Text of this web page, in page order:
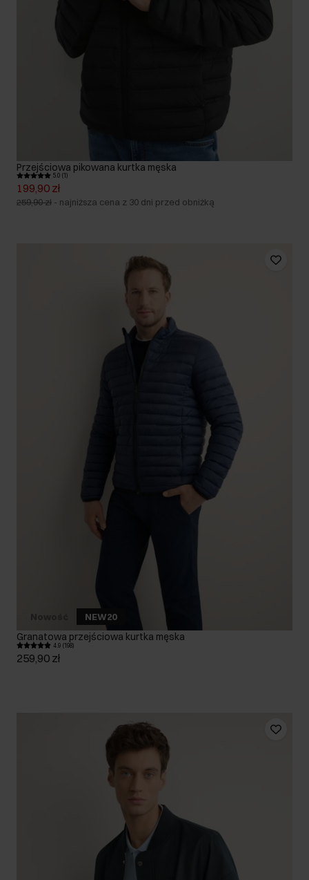
Przejściowa pikowana kurtka męska
5.0 (1)
199,90 zł
259,90 zł - najniższa cena z 30 dni przed obniżką
NEW20
Granatowa przejściowa kurtka męska
4.9 (198)
259,90 zł